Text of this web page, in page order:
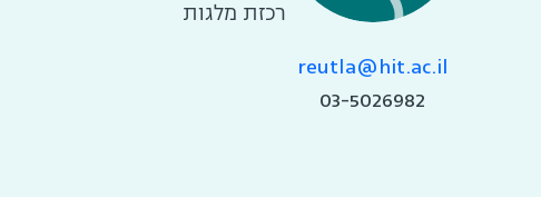
reutla@hit.ac.il
03-5026982
רכזת מלגות